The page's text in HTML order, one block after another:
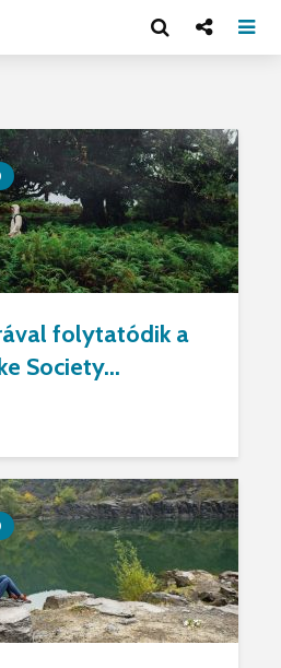
folytatódik a
Society...